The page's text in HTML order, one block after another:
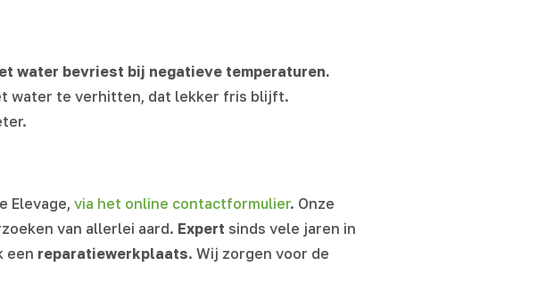
water bevriest bij negatieve temperaturen.
water te verhitten, dat lekker fris blijft.
Elevage, via het online contactformulier. Onze
van allerlei aard. Expert sinds vele jaren in
een reparatiewerkplaats. Wij zorgen voor de